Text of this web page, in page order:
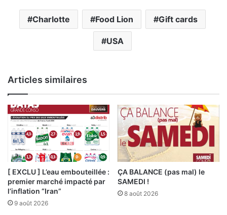
Charlotte Food Lion Gift cards
USA
Articles similaires
[ EXCLU ] L’eau embouteillée :
premier marché impacté par
l’inflation “Iran”
9 août 2026
ÇA BALANCE (pas mal) le
SAMEDI !
8 août 2026